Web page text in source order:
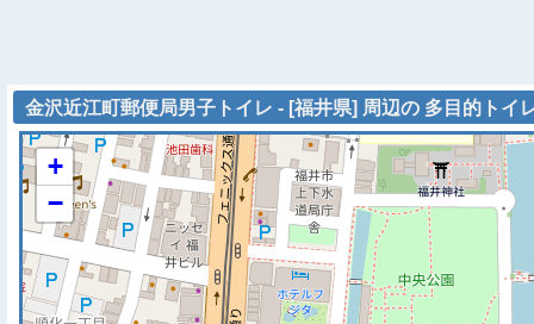
金沢近江町郵便局男子トイレ - [福井県] 周辺の 多目的トイ
+
−